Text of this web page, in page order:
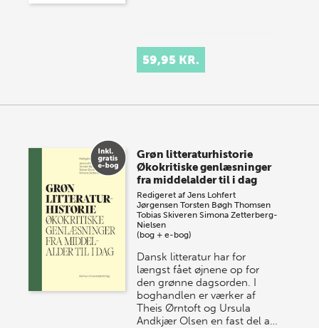
59,95 KR.
Grøn litteraturhistorie
Økokritiske genlæsninger
fra middelalder til i dag
Redigeret afJens Lohfert
Jørgensen Torsten Bøgh Thomsen
Tobias Skiveren Simona Zetterberg-
Nielsen
(bog + e-bog)
Dansk litteratur har for
længst fået øjnene op for
den grønne dagsorden. I
boghandlen er værker af
Theis Ørntoft og Ursula
Andkjær Olsen en fast del a…